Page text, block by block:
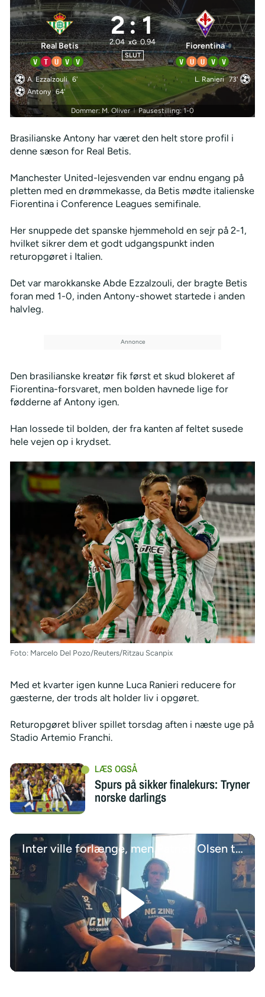
Real Betis
V T U V V
2:1
2.04 xG 0.94
SLUT
Fiorentina
V U U V V
A. Ezzalzouli 6'
Antony 64'
L. Ranieri 73'
Dommer: M. Oliver | Pausestilling: 1-0
Brasilianske Antony har været den helt store profil i
denne sæson for Real Betis.
Manchester United-lejesvenden var endnu engang på
pletten med en drømmekasse, da Betis mødte italienske
Fiorentina i Conference Leagues semifinale.
Her snuppede det spanske hjemmehold en sejr på 2-1,
hvilket sikrer dem et godt udgangspunkt inden
returopgøret i Italien.
Det var marokkanske Abde Ezzalzouli, der bragte Betis
foran med 1-0, inden Antony-showet startede i anden
halvleg.
Den brasilianske kreatør fik først et skud blokeret af
Fiorentina-forsvaret, men bolden havnede lige for
fødderne af Antony igen.
Han lossede til bolden, der fra kanten af feltet susede
hele vejen op i krydset.
Foto: Marcelo Del Pozo/Reuters/Ritzau Scanpix
Med et kvarter igen kunne Luca Ranieri reducere for
gæsterne, der trods alt holder liv i opgøret.
Returopgøret bliver spillet torsdag aften i næste uge på
Stadio Artemio Franchi.
Spurs på sikker finalekurs: Tryner
norske darlings
Inter ville forlænge, men Patrick Olsen tøvede og sagde nej
/